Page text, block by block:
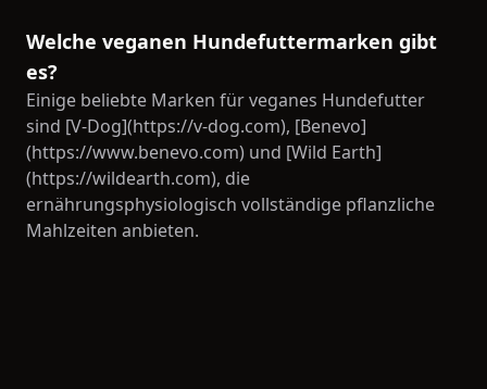
Welche veganen Hundefuttermarken gibt
es?
Einige beliebte Marken für veganes Hundefutter
sind [V-Dog](https://v-dog.com), [Benevo]
(https://www.benevo.com) und [Wild Earth]
(https://wildearth.com), die
ernährungsphysiologisch vollständige pflanzliche
Mahlzeiten anbieten.